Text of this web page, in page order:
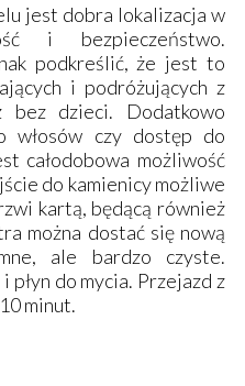
jest dobra lokalizacja w
i bezpieczeństwo.
podkreślić, że jest to
i podróżujących z
bez dzieci. Dodatkowo
włosów czy dostęp do
całodobowa możliwość
do kamienicy możliwe
kartą, będącą również
można dostać się nową
ale bardzo czyste.
płyn do mycia. Przejazd z
minut.